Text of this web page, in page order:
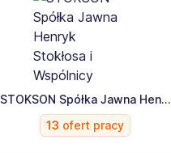
STOKSON Spółka Jawna Hen...
13 ofert pracy